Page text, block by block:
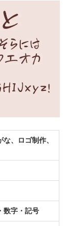
、ロゴ制作、
数字・記号